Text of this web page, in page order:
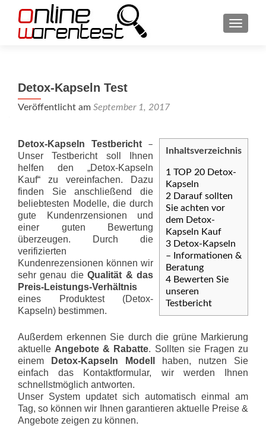
Detox-Kapseln Test
Veröffentlicht am September 1, 2017
Inhaltsverzeichnis
1 TOP 20 Detox-
Kapseln
2 Darauf sollten
Sie achten vor
dem Detox-
Kapseln Kauf
3 Detox-Kapseln
– Informationen &
Beratung
4 Bewerten Sie
unseren
Testbericht
Detox-Kapseln Testbericht–
Unser Testbericht soll Ihnen
helfen den „Detox-Kapseln
Kauf“ zu vereinfachen. Dazu
finden Sie anschließend die
beliebtesten Modelle, die durch
gute Kundenrzensionen und
einer guten Bewertung
überzeugen. Durch die
verifizierten
Kundenrezensionen können wir
sehr genau dieQualität & das
Preis-Leis­tungs-Ver­hält­nis
eines Produktest (Detox-
Kapseln) bestimmen.
Außerdem erkennen Sie durch die grüne Markierung
aktuelle Angebote & Rabatte. Sollten sie Fragen zu
einem
Detox-Kapseln Modell
haben, nutzen Sie
einfach das Kontaktformular, wir werden Ihnen
schnellstmöglich antworten.
Unser System updatet sich automatisch einmal am
Tag, so können wir Ihnen garantieren aktuelle Preise &
Angebote zeigen zu können.